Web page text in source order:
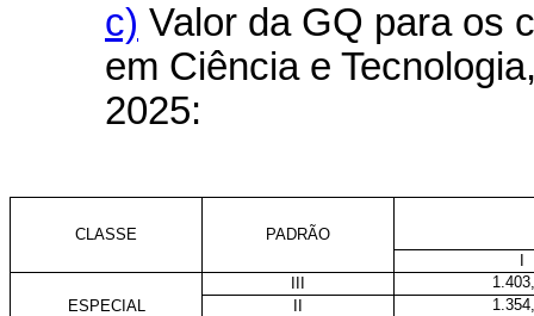
c) Valor da GQ para os
em Ciência e
2025:
CLASSE
PADRÃO
ESPECIAL